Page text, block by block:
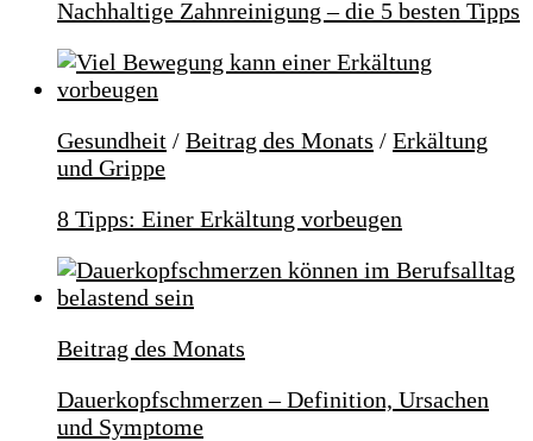
Nachhaltige Zahnreinigung – die 5 besten Tipps
Gesundheit / Beitrag des Monats / Erkältung
und Grippe
8 Tipps: Einer Erkältung vorbeugen
Beitrag des Monats
Dauerkopfschmerzen – Definition, Ursachen
und Symptome